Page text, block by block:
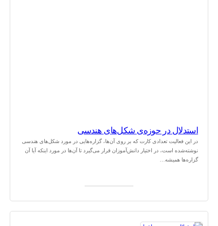
استدلال در حوزه‌ی شکل‌های هندسی
در این فعالیت تعدادی کارت که بر روی آن‌ها، گزاره‌هایی در مورد شکل‌های هندسی
نوشته‌شده است، در اختیار دانش‌آموزان قرار می‌گیرد تا آن‌ها در مورد اینکه آیا آن
گزاره‌ها همیشه…